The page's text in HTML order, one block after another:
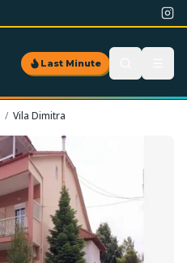
Last Minute
/ Vila Dimitra